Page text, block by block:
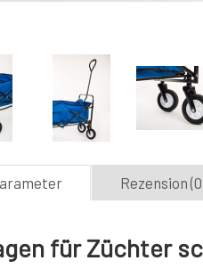
Rezension
für Züchter